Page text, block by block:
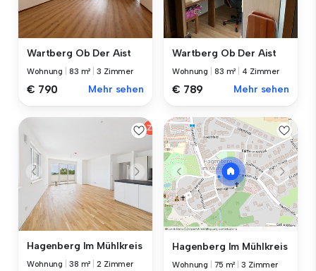
Wartberg Ob Der Aist
Wohnung 83 m² |3 Zimmer
€ 790 Mehr sehen
Wartberg Ob Der Aist
Wohnung 83 m² 4 Zimmer
€ 789 Mehr sehen
Hagenberg Im Mühlkreis
Wohnung 38 m² |2 Zimmer
Hagenberg Im Mühlkreis
Wohnung 75 m² |3 Zimmer